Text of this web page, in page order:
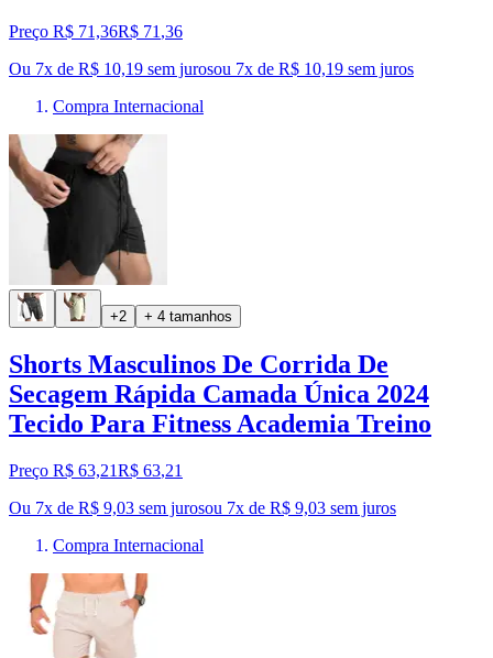
Preço R$ 71,36R$ 71 ,36
Ou 7x de R$ 10,19 sem jurosou 7x de R$ 10,19 sem juros
Compra Internacional
+2 + 4 tamanhos
Shorts Masculinos De Corrida De
Secagem Rápida Camada Única 2024
Tecido Para Fitness Academia Treino
Preço R$ 63,21R$ 63,21
Ou 7x de R$ 9,03 sem jurosou 7x de R$ 9,03 sem juros
Compra Internacional